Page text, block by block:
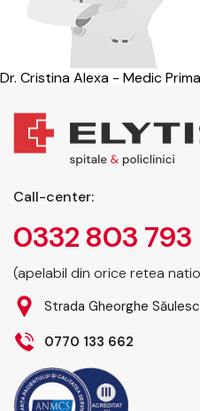
Dr. Cristina Alexa - Medic
Call-center:
0332 803 793
(apelabil din orice retea
Strada Gheorghe
0770 133 662